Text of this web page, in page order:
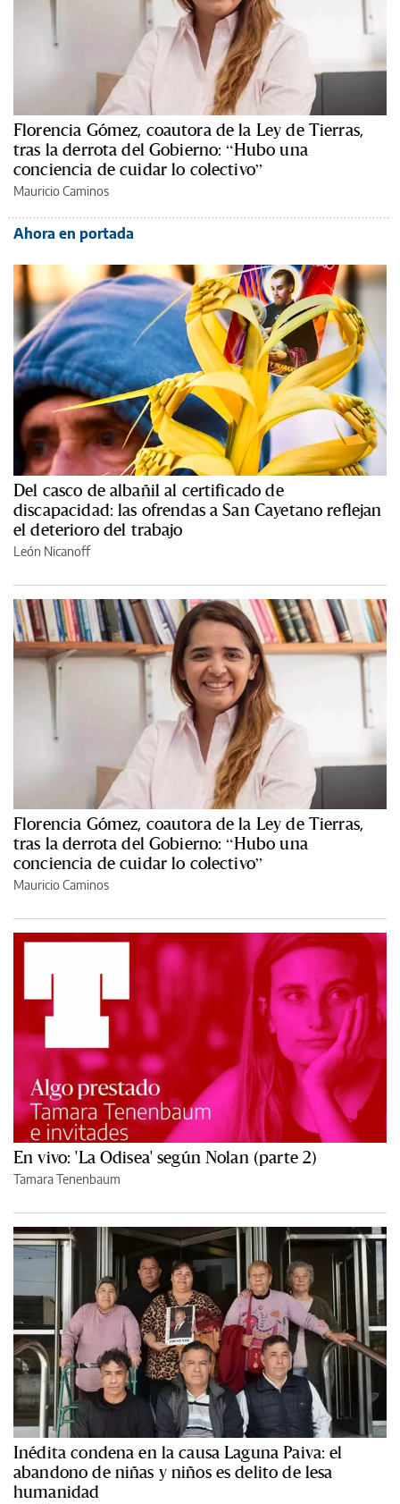
Florencia Gómez, coautora de la Ley de Tierras,
tras la derrota del Gobierno: “Hubo una
conciencia de cuidar lo colectivo”
Mauricio Caminos
Ahora en portada
Del casco de albañil al certificado de
discapacidad: las ofrendas a San Cayetano reflejan
el deterioro del trabajo
León Nicanoff
Florencia Gómez, coautora de la Ley de Tierras,
tras la derrota del Gobierno: “Hubo una
conciencia de cuidar lo colectivo”
Mauricio Caminos
En vivo: 'La Odisea' según Nolan (parte 2)
Tamara Tenenbaum
Inédita condena en la causa Laguna Paiva: el
abandono de niñas y niños es delito de lesa
humanidad